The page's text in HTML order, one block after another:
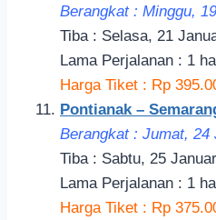
Berangkat : Minggu,
Tiba : Selasa, 21
Lama Perjalanan : 1
Harga Tiket : Rp
Pontianak –
Berangkat : Jumat, 24
Tiba : Sabtu, 25
Lama Perjalanan : 1
Harga Tiket : Rp